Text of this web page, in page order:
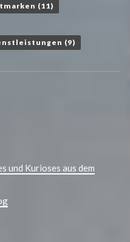
(11)
(9)
und Kurioses aus dem